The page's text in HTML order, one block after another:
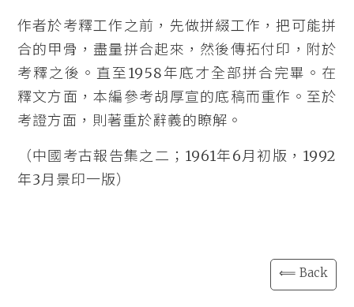
作者於考釋工作之前，先做拼綴工作，把可能拼
合的甲骨，盡量拼合起來，然後傳拓付印，附於
考釋之後。直至1958年底才全部拼合完畢。在
釋文方面，本編參考胡厚宣的底稿而重作。至於
考證方面，則著重於辭義的瞭解。
（中國考古報告集之二；1961年6月初版，1992
年3月景印一版）
⟸ Back